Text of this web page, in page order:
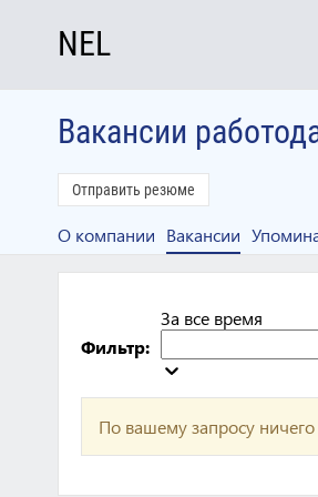
NEL
Вакансии
Отправить резюме
О компании Вакансии
Фильтр:
За все время
По вашему запросу